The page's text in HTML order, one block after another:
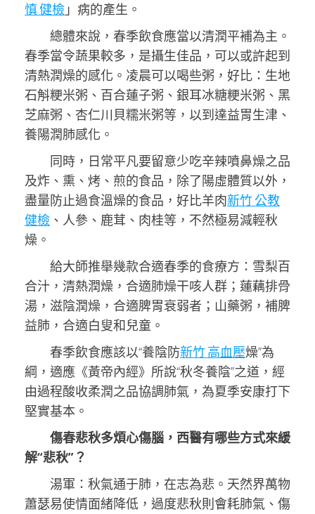
慎 健檢 」病的產生。
總體來說，春季飲食應當以清潤平補為主。
春季當令蔬果較多，是攝生佳品，可以或許起到
清熱潤燥的感化。凌晨可以喝些粥，好比：生地
石斛粳米粥、百合蓮子粥、銀耳冰糖粳米粥、黑
芝麻粥、杏仁川貝糯米粥等，以到達益胃生津、
養陽潤肺感化。
同時，日常平凡要留意少吃辛辣噴鼻燥之品
及炸、熏、烤、煎的食品，除了陽虛體質以外，
盡量防止過食溫燥的食品，好比羊肉新竹 公教
健檢 、人參、鹿茸、肉桂等，不然極易減輕秋
燥。
給大師推舉幾款合適春季的食療方：雪梨百
合汁，清熱潤燥，合適肺燥干咳人群；蓮藕排骨
湯，滋陰潤燥，合適脾胃衰弱者；山藥粥，補脾
益肺，合適白叟和兒童。
春季飲食應該以“養陰防新竹 高血壓燥”為
綱，適應《黃帝內經》所說“秋冬養陰”之道，經
由過程酸收柔潤之品協調肺氣，為夏季安康打下
堅實基本。
傷春悲秋多煩心傷腦，西醫有哪些方式來緩
解“悲秋”？
湯軍：秋氣通于肺，在志為悲。天然界萬物
蕭瑟易使情面緒降低，過度悲秋則會耗肺氣、傷